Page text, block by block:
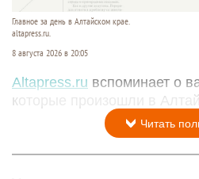
Главное за день в Алтайском крае.
altapress.ru.
8 августа 2026 в 20:05
Altapress.ru вспоминает о
которые произошли в
Читать